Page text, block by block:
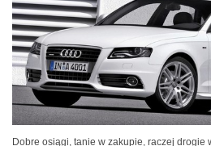
Dobre osiągi, tanie w zakupie, raczej drogie